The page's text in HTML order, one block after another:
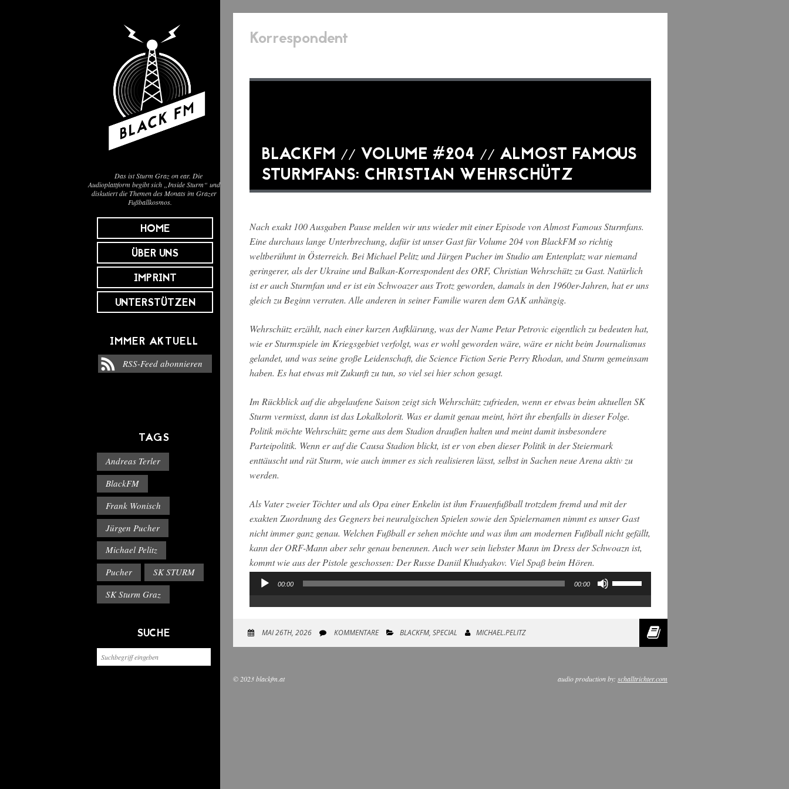
Das ist Sturm Graz on ear. Die
Audioplattform begibt sich „Inside Sturm“ und
diskutiert die Themen des Monats im Grazer
Fußballkosmos.
HOME
ÜBER UNS
IMPRINT
UNTERSTÜTZEN
IMMER AKTUELL
RSS-Feed abonnieren
TAGS
Andreas Terler
BlackFM
Frank Wonisch
Jürgen Pucher
Michael Pelitz
Pucher
SK STURM
SK Sturm Graz
SUCHE
Korrespondent
BLACKFM // VOLUME #204 // ALMOST FAMOUS
STURMFANS: CHRISTIAN WEHRSCHÜTZ
Nach exakt 100 Ausgaben Pause melden wir uns wieder mit einer Episode von Almost Famous Sturmfans.
Eine durchaus lange Unterbrechung, dafür ist unser Gast für Volume 204 von BlackFM so richtig
weltberühmt in Österreich. Bei Michael Pelitz und Jürgen Pucher im Studio am Entenplatz war niemand
geringerer, als der Ukraine und Balkan-Korrespondent des ORF, Christian Wehrschütz zu Gast. Natürlich
ist er auch Sturmfan und er ist ein Schwoazer aus Trotz geworden, damals in den 1960er-Jahren, hat er uns
gleich zu Beginn verraten. Alle anderen in seiner Familie waren dem GAK anhängig.
Wehrschütz erzählt, nach einer kurzen Aufklärung, was der Name Petar Petrovic eigentlich zu bedeuten hat,
wie er Sturmspiele im Kriegsgebiet verfolgt, was er wohl geworden wäre, wäre er nicht beim Journalismus
gelandet, und was seine große Leidenschaft, die Science Fiction Serie Perry Rhodan, und Sturm gemeinsam
haben. Es hat etwas mit Zukunft zu tun, so viel sei hier schon gesagt.
Im Rückblick auf die abgelaufene Saison zeigt sich Wehrschütz zufrieden, wenn er etwas beim aktuellen SK
Sturm vermisst, dann ist das Lokalkolorit. Was er damit genau meint, hört ihr ebenfalls in dieser Folge.
Politik möchte Wehrschütz gerne aus dem Stadion draußen halten und meint damit insbesondere
Parteipolitik. Wenn er auf die Causa Stadion blickt, ist er von eben dieser Politik in der Steiermark
enttäuscht und rät Sturm, wie auch immer es sich realisieren lässt, selbst in Sachen neue Arena aktiv zu
werden.
Als Vater zweier Töchter und als Opa einer Enkelin ist ihm Frauenfußball trotzdem fremd und mit der
exakten Zuordnung des Gegners bei neuralgischen Spielen sowie den Spielernamen nimmt es unser Gast
nicht immer ganz genau. Welchen Fußball er sehen möchte und was ihm am modernen Fußball nicht gefällt,
kann der ORF-Mann aber sehr genau benennen. Auch wer sein liebster Mann im Dress der Schwoazn ist,
kommt wie aus der Pistole geschossen: Der Russe Daniil Khudyakov. Viel Spaß beim Hören.
Audio-
00:00 00:00
Hoch/Runter
um
Lautstärke
MAI 26TH, 2026 KOMMENTARE BLACKFM, SPECIAL MICHAEL.PELITZ
© 2023 blackfm.at audio production by: schalltrichter.com